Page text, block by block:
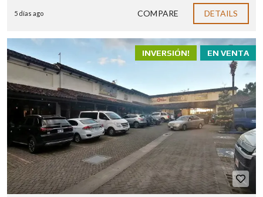
5 días ago COMPARE DETAILS
EN VENTA
INVERSIÓN!